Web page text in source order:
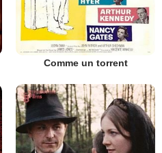
Comme un torrent